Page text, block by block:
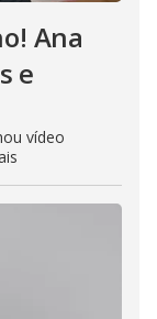
Ana
e
vídeo